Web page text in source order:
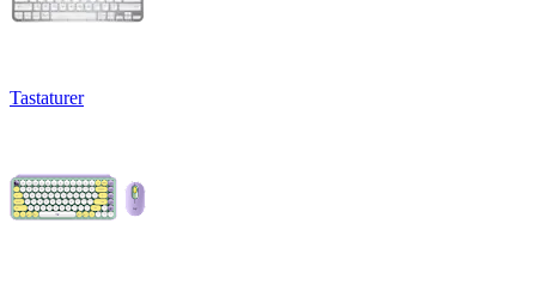
Tastaturer